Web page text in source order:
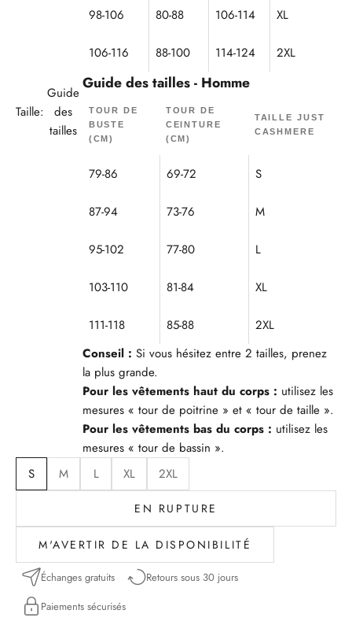
Taille:
Guide
des
tailles
98-106 80-88 106-114 XL
106-116 88-100 114-124 2XL
Guide des tailles - Homme
TOUR DE
BUSTE
(CM)
TOUR DE
CEINTURE
(CM)
TAILLE JUST
CASHMERE
79-86 69-72 S
87-94 73-76 M
95-102 77-80 L
103-110 81-84 XL
111-118 85-88
2XL
Conseil : Si vous hésitez entre 2 tailles, prenez
la plus grande.
Pour les vêtements haut du corps : utilisez les
mesures « tour de poitrine » et « tour de taille ».
Pour les vêtements bas du corps : utilisez les
mesures « tour de bassin ».
S
M L XL 2XL
EN RUPTURE
M'AVERTIR DE LA DISPONIBILITÉ
Échanges gratuits
Retours sous 30 jours
Paiements sécurisés